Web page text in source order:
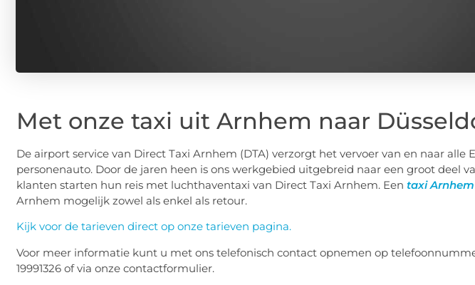
Met onze taxi uit Arnhem naar
De airport service van Direct Taxi Arnhem (DTA) verzorgt het vervoer van en naar alle
personenauto. Door de jaren heen is ons werkgebied uitgebreid naar een groot deel
klanten starten hun reis met luchthaventaxi van Direct Taxi Arnhem. Een taxi
Arnhem mogelijk zowel als enkel als retour.
Kijk voor de tarieven direct op onze tarieven pagina.
Voor meer informatie kunt u met ons telefonisch contact opnemen op
19991326 of via onze contactformulier.